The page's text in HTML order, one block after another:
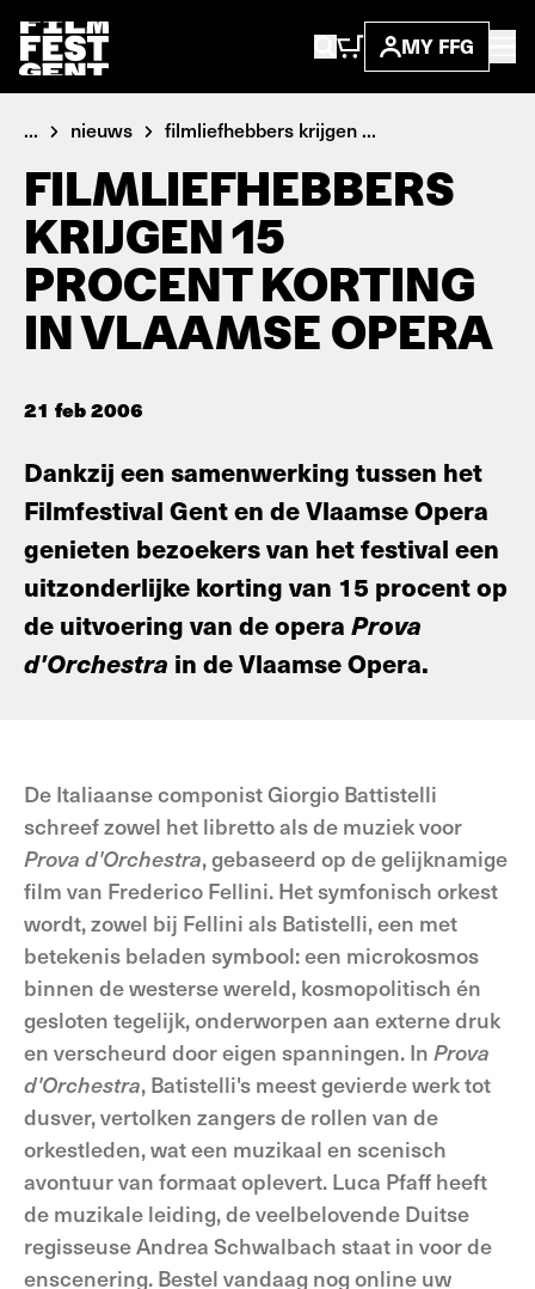
MY FFG
... nieuws filmliefhebbers krijgen ...
FILMLIEFHEBBERS
KRIJGEN 15
PROCENT KORTING
IN VLAAMSE OPERA
21 feb 2006
Dankzij een samenwerking tussen het
Filmfestival Gent en de Vlaamse Opera
genieten bezoekers van het festival een
uitzonderlijke korting van 15 procent op
de uitvoering van de opera Prova
d'Orchestra in de Vlaamse Opera.
De Italiaanse componist Giorgio Battistelli
schreef zowel het libretto als de muziek voor
Prova d'Orchestra, gebaseerd op de gelijknamige
film van Frederico Fellini. Het symfonisch orkest
wordt, zowel bij Fellini als Batistelli, een met
betekenis beladen symbool: een microkosmos
binnen de westerse wereld, kosmopolitisch én
gesloten tegelijk, onderworpen aan externe druk
en verscheurd door eigen spanningen. In Prova
d'Orchestra, Batistelli's meest gevierde werk tot
dusver, vertolken zangers de rollen van de
orkestleden, wat een muzikaal en scenisch
avontuur van formaat oplevert. Luca Pfaff heeft
de muzikale leiding, de veelbelovende Duitse
regisseuse Andrea Schwalbach staat in voor de
enscenering. Bestel vandaag nog online uw